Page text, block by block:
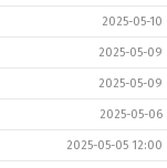
2025-05-10
2025-05-09
2025-05-09
2025-05-06
2025-05-05 12:00